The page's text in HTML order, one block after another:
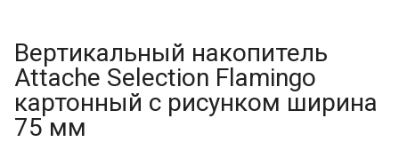
Вертикальный накопитель
Attache Selection Flamingo
картонный с рисунком ширина
75 мм